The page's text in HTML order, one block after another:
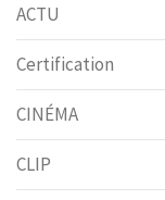
ACTU
Certification
CINÉMA
CLIP